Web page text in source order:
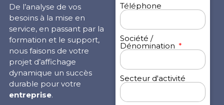
De l’analyse de vos
besoins à la mise en
service, en passant par la
formation et le support,
nous faisons de votre
projet d’affichage
dynamique un succès
durable pour votre
entreprise.
Téléphone
Société /
Dénomination
Secteur d'activité